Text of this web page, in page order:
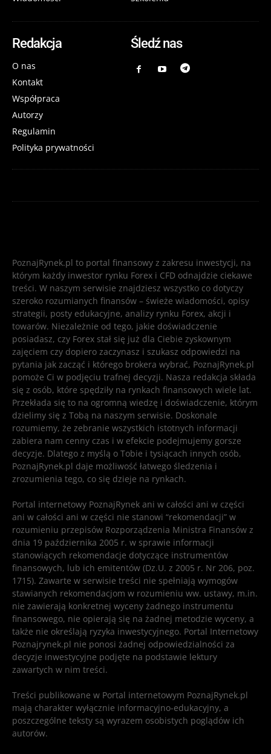
Redakcja
O nas
Kontakt
Współpraca
Autorzy
Regulamin
Polityka prywatności
Śledź nas
PoznajRynek.pl to portal finansowy z zakresu inwestycji, na
którym każdy inwestor rynku Forex i CFD odnajdzie ciekawe
treści. W naszym serwisie znajdziesz wszystko co dotyczy
szeroko rozumianych finansów – świeże wiadomości, opisy
strategii, posty edukacyjne, analizy rynku Forex, akcji i
towarów. Niezależnie od tego, jakie doświadczenie
posiadasz, czy Forex stał się już dla Ciebie zyskownym
zajęciem czy dopiero zaczynasz i szukasz odpowiedzi na
pytania jak zacząć i którego brokera wybrać, PoznajRynek.pl
pomoże Ci w podjęciu trafnej decyzji. Nasza redakcja składa
się z osób, które spędziły na rynkach finansowych wiele lat.
Przekłada się to na ogromną wiedzę i doświadczenie, którym
dzielimy się z Tobą na naszym serwisie. Doskonale
rozumiemy, że zebranie wszystkich istotnych informacji
zabiera nam cenny czas i w efekcie podejmujemy gorsze
decyzje. Dlatego z myślą o Tobie i tysiącach innych osób,
PoznajRynek.pl daje możliwość łatwego śledzenia i
zrozumienia tego, co się dzieje na rynkach.
Portal internetowy PoznajRynek ani w całości ani w części
ani w całości ani w części nie stanowi “rekomendacji” w
rozumieniu przepisów Rozporządzenia Ministra Finansów z
dnia 19 października 2005 r. w sprawie informacji
stanowiących rekomendacje dotyczące instrumentów
finansowych, lub ich emitentów (Dz.U. z 2005 r. Nr 206, poz.
1715). Zawarte w serwisie treści nie spełniają wymogów
stawianych rekomendacjom w rozumieniu ww. ustawy, m.in.
nie zawierają konkretnej wyceny żadnego instrumentu
finansowego, nie opierają się na żadnej metodzie wyceny, a
także nie określają ryzyka inwestycyjnego. Portal Internetowy
Poznajrynek.pl nie ponosi żadnej odpowiedzialności za
decyzje inwestycyjne podjęte na podstawie lektury
zawartych w nim treści.
Treści publikowane w Portal internetowym PoznajRynek.pl
mają charakter wyłącznie informacyjno-edukacyjny, a
poszczególne teksty są wyrazem osobistych poglądów ich
autorów.